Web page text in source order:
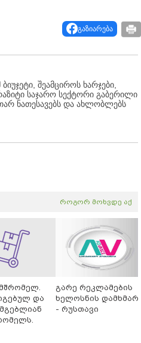
გაზიარება
შეამციროს ხარჯები,
საჯარო სექტორი გაბერილი
ნათესავებს და ახლობლებს
როგორ მოხვდე აქ
და
გარე რეკლამების
ხელოსნის
- რუსთავი